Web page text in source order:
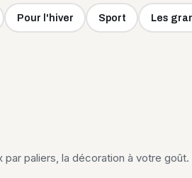
Pour l'hiver Sport Les
paliers, la décoration à votre goût.